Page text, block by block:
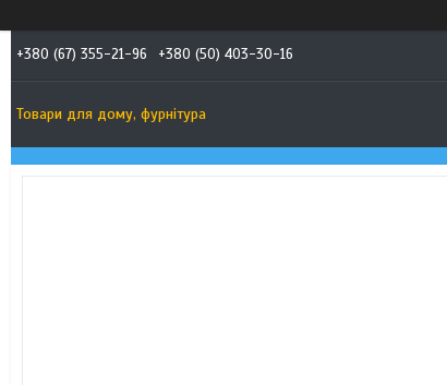
+380 (67) 355-21-96 +380 (50) 403-30-16
Товари для дому, фурнітура